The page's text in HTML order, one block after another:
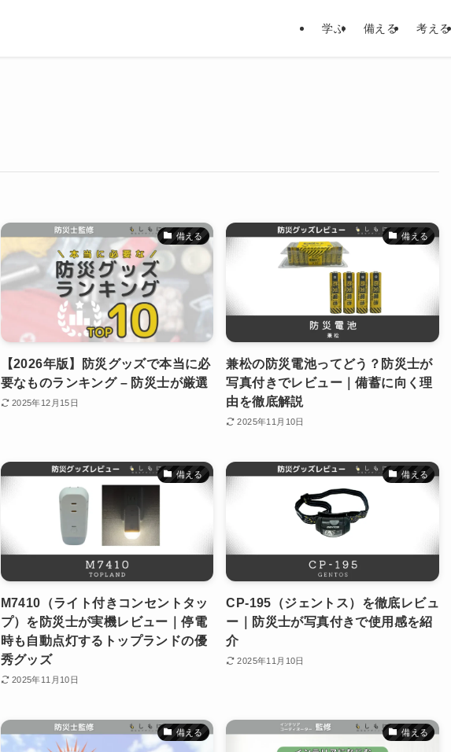
学ぶ 備える 考える
備える
【2026年版】防災グッズで本当に必
要なものランキング – 防災士が厳選
2025年12月15日
備える
兼松の防災電池ってどう？防災士が
写真付きでレビュー｜備蓄に向く理
由を徹底解説
2025年11月10日
備える
M7410（ライト付きコンセントタッ
プ）を防災士が実機レビュー｜停電
時も自動点灯するトップランドの優
秀グッズ
2025年11月10日
備える
CP-195（ジェントス）を徹底レビュ
ー｜防災士が写真付きで使用感を紹
介
2025年11月10日
備える 備える